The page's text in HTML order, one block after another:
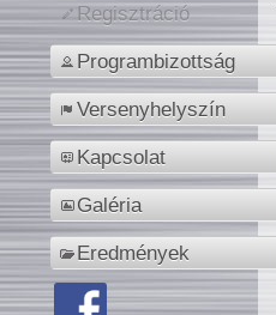
Regisztráció
Programbizottság
Versenyhelyszín
Kapcsolat
Galéria
Eredmények